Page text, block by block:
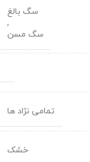
سگ بالغ
,
سگ مسن
تمامی نژاد ها
خشک